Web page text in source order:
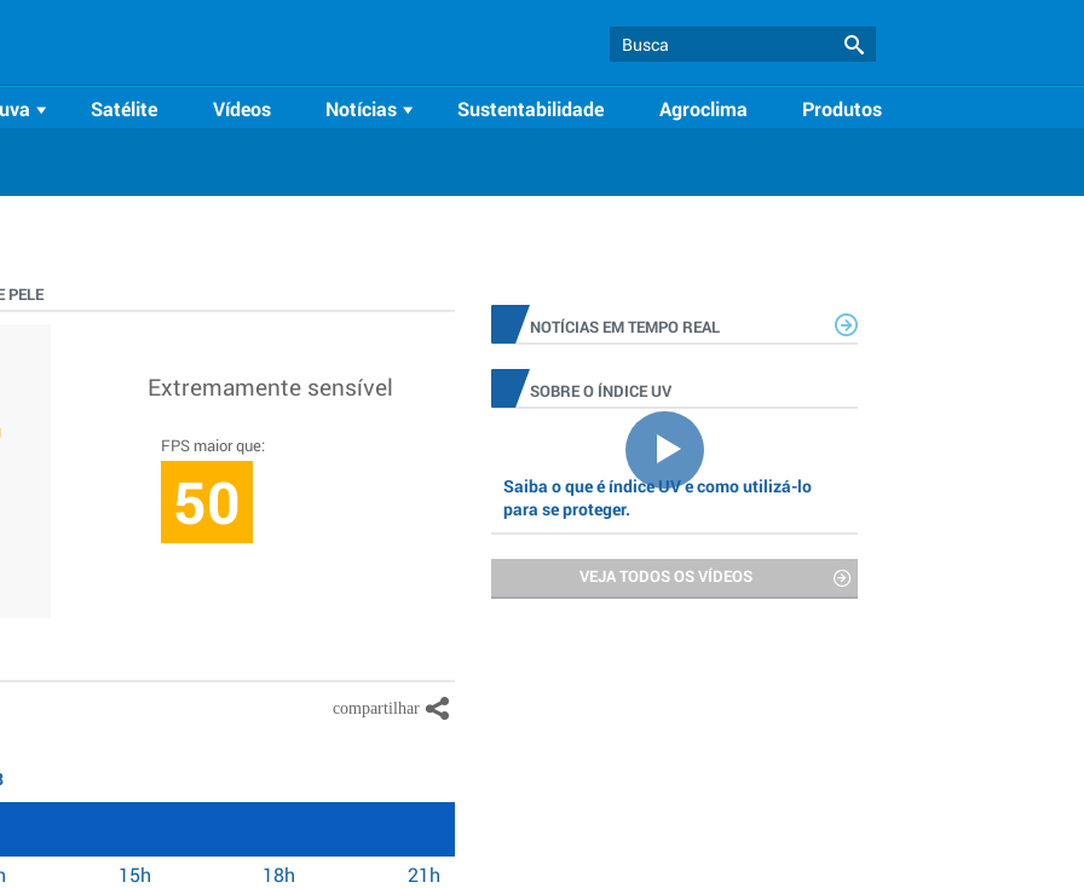
Satélite Vídeos Notícias Sustentabilidade Agroclima Produtos
PELE
Extremamente sensível
FPS maior que:
50
15h 18h 21h
NOTÍCIAS EM TEMPO REAL
SOBRE O ÍNDICE UV
Saiba o que é índice UV e como utilizá-lo
para se proteger.
VEJA TODOS OS VÍDEOS